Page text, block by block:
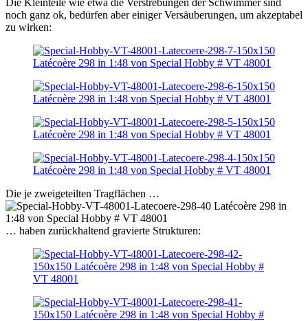
Die Kleinteile wie etwa die Verstrebungen der Schwimmer sind
noch ganz ok, bedürfen aber einiger Versäuberungen, um akzeptabel
zu wirken:
Die je zweigeteilten Tragflächen …
… haben zurückhaltend gravierte Strukturen: